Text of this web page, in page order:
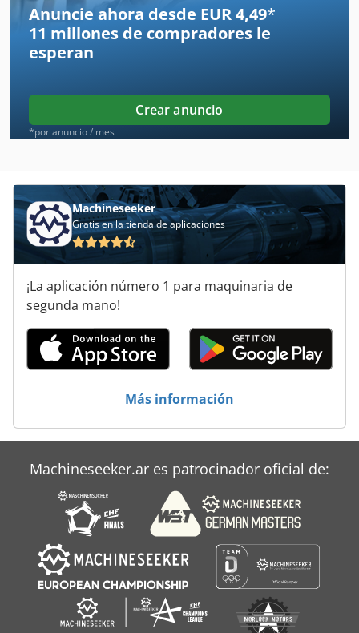
Brinkmann
Groschopp
Haubold
Helio
Ingersoll Bohle
Kobold
Leifeld
Loh
Loher
Maquinas Hoffmann
Roehm
Schleicher Bohrfix
Anuncie ahora desde EUR 4,49*
11 millones de compradores le
esperan
Crear anuncio
*por anuncio / mes
Machineseeker
Gratis en la tienda de aplicaciones
¡La aplicación número 1 para maquinaria de
segunda mano!
Más información
Machineseeker.ar es patrocinador oficial de: